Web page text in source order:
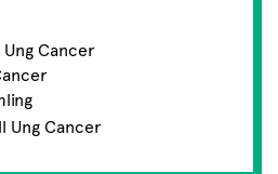
Cancer
Ung Cancer